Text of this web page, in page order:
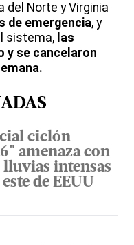
del Norte y Virginia
de emergencia, y
sistema, las
y se cancelaron
ciclón
amenaza con
intensas
de EEUU